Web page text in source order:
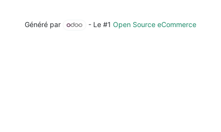
Généré par - Le #1Open Source eCommerce